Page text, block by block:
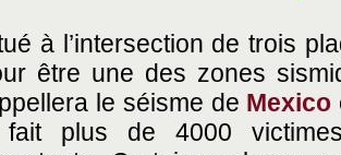
à l’intersection de trois
être une des zones
le séisme de Mexico
plus de 4000